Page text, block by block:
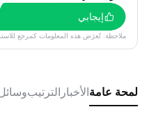
إيجابي
ملاحظة: تُعرَض هذه المعلومات كمرجع
لمحة عامةالأخبار الترتيب